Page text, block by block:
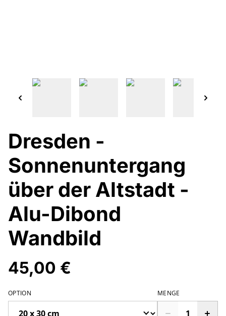
Dresden -
Sonnenuntergang
über der Altstadt -
Alu-Dibond
Wandbild
45,00 €
OPTION MENGE